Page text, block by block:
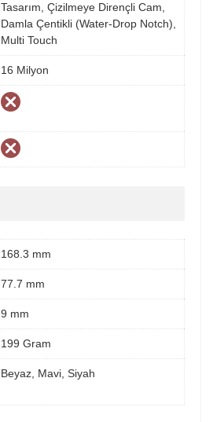
Tasarım, Çizilmeye Dirençli Cam,
Damla Çentikli (Water-Drop Notch),
Multi Touch
16 Milyon
168.3 mm
77.7 mm
9 mm
199 Gram
Beyaz, Mavi, Siyah